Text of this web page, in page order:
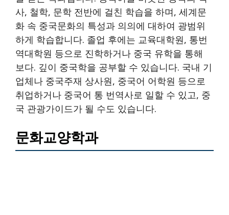
사, 철학, 문학 전반에 걸친 학습을 하며, 세계문
화 속 중국문화의 특성과 의의에 대하여 광범위
하게 학습합니다. 졸업 후에는 교육대학원, 통번
역대학원 등으로 진학하거나 중국 유학을 통해
보다. 깊이 중국학을 공부할 수 있습니다. 국내 기
업체나 중국주재 상사원, 중국어 어학원 등으로
취업하거나 중국어 통 번역사로 일할 수 있고, 중
국 관광가이드가 될 수도 있습니다.
문화교양학과